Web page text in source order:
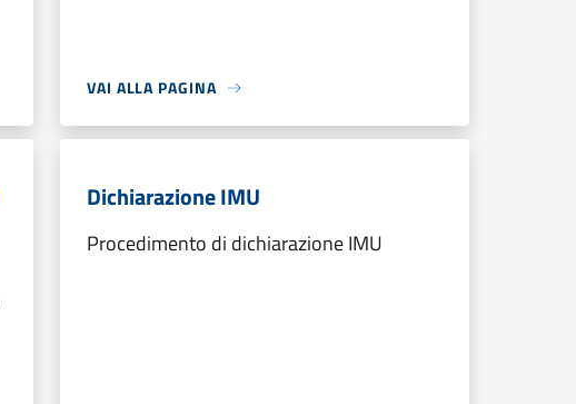
VAI ALLA PAGINA
Dichiarazione IMU
Procedimento di dichiarazione IMU